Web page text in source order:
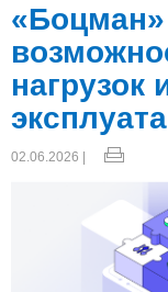
02.06.2026 |